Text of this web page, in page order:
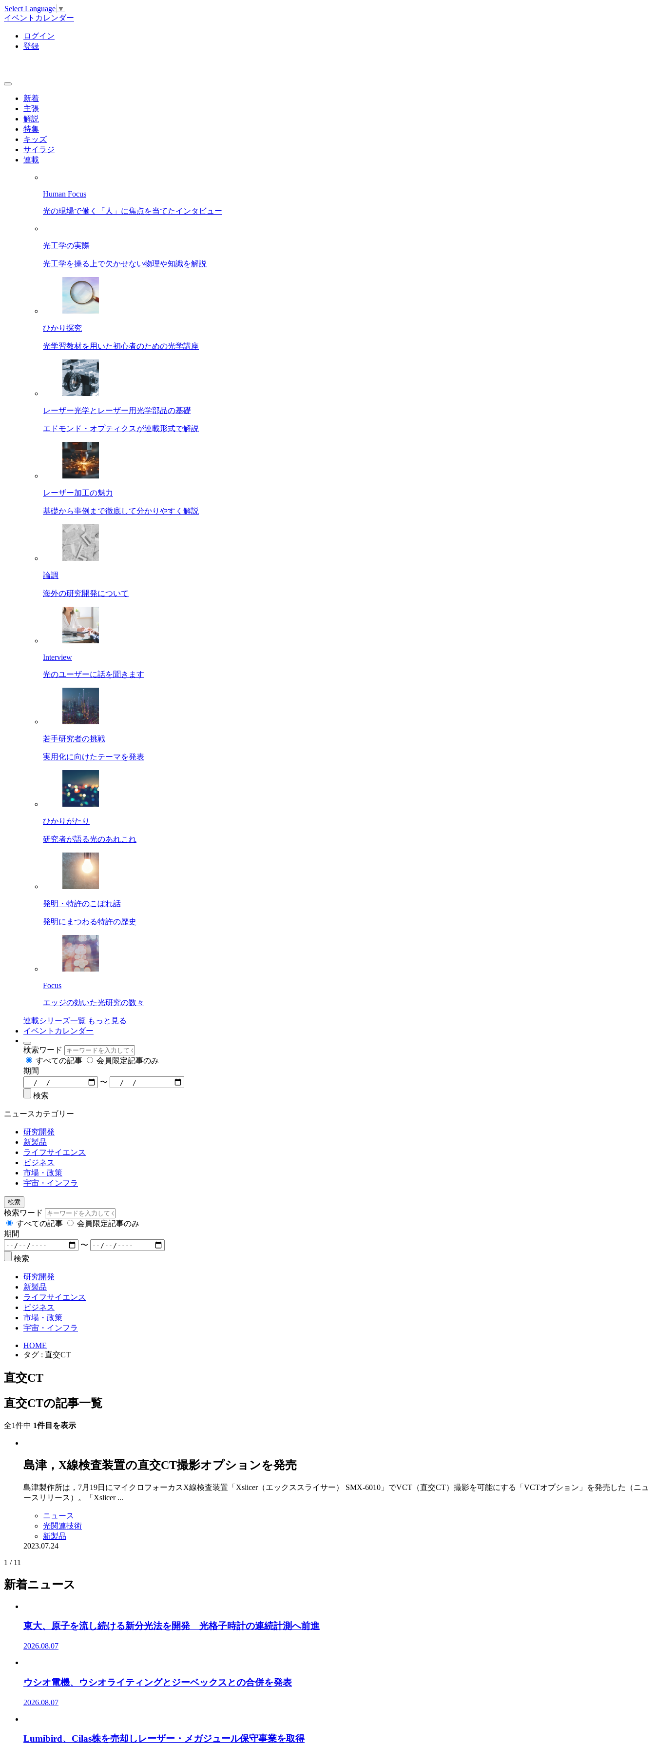
Select Language ▼
イベントカレンダー
ログイン
登録
新着
主張
解説
特集
キッズ
サイラジ
連載
Human Focus
光の現場で働く「人」に焦点を当てたインタビュー
光工学の実際
光工学を操る上で欠かせない物理や知識を解説
ひかり探究
光学習教材を用いた初心者のための光学講座
レーザー光学とレーザー用光学部品の基礎
エドモンド・オプティクスが連載形式で解説
レーザー加工の魅力
基礎から事例まで徹底して分かりやすく解説
論調
海外の研究開発について
Interview
光のユーザーに話を聞きます
若手研究者の挑戦
実用化に向けたテーマを発表
ひかりがたり
研究者が語る光のあれこれ
発明・特許のこぼれ話
発明にまつわる特許の歴史
Focus
エッジの効いた光研究の数々
連載シリーズ一覧 もっと見る
イベントカレンダー
検索ワード
すべての記事
会員限定記事のみ
期間
〜
検索
ニュースカテゴリー
研究開発
新製品
ライフサイエンス
ビジネス
市場・政策
宇宙・インフラ
検索
検索ワード
すべての記事
会員限定記事のみ
期間
〜
検索
研究開発
新製品
ライフサイエンス
ビジネス
市場・政策
宇宙・インフラ
HOME
タグ : 直交CT
直交CT
直交CTの記事一覧
全1件中 1件目を表示
島津，X線検査装置の直交CT撮影オプションを発売
島津製作所は，7月19日にマイクロフォーカスX線検査装置「Xslicer（エックススライサー） SMX-6010」でVCT（直交CT）撮影を可能にする「VCTオプション」を発売した（ニュ
ースリリース）。「Xslicer ...
ニュース
光関連技術
新製品
2023.07.24
1 / 11
新着ニュース
東大、原子を流し続ける新分光法を開発 光格子時計の連続計測へ前進
2026.08.07
ウシオ電機、ウシオライティングとジーベックスとの合併を発表
2026.08.07
Lumibird、Cilas株を売却しレーザー・メガジュール保守事業を取得